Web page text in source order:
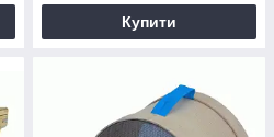
Купити